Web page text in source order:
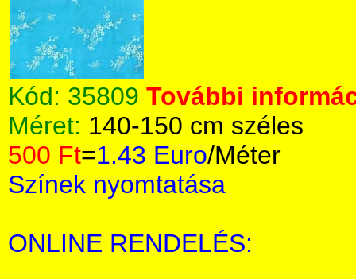
Kód: 35809 További
Méret: 140-150 cm széles
500 Ft=1.43 Euro/Méter
Színek nyomtatása
ONLINE RENDELÉS: